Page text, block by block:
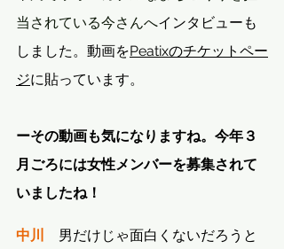
当されている今さんへインタビューも
しました。動画をPeatixのチケットペー
ジに貼っています。
ーその動画も気になりますね。今年３
月ごろには女性メンバーを募集されて
いましたね！
中川
男だけじゃ面白くないだろうと